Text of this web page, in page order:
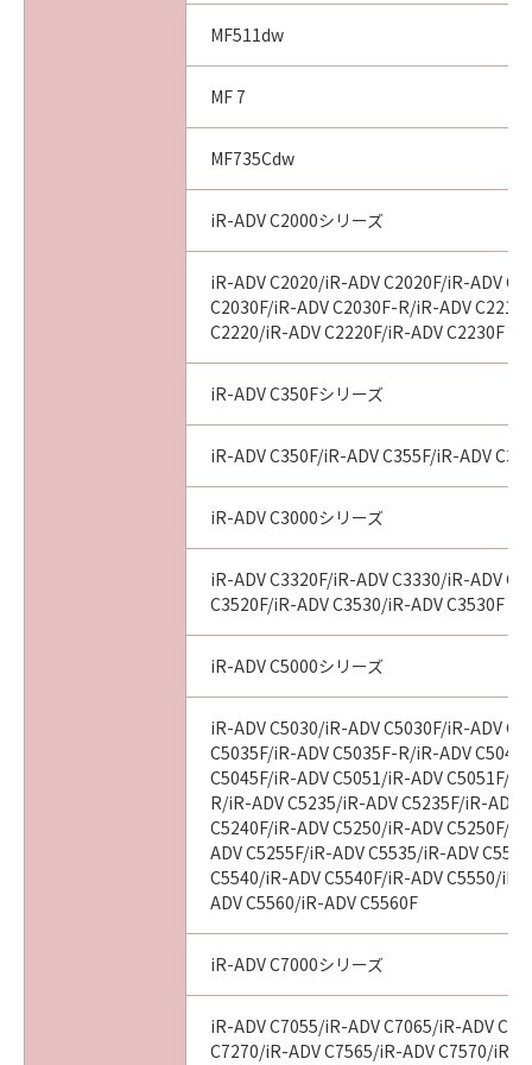
indicating your acceptance as stated below or
this Agreement by destroying the SOFTWARE
This Agreement shall also terminate if you fail
to comply with any terms hereof. Upon
termination of this Agreement, in addition to
Canon enforcing its respective legal rights,
you must then promptly destroy the
SOFTWARE including any and all copies
thereof. Notwithstanding the foregoing,
Sections 4, and 7 through 11 shall survive any
termination of this Agreement.
9. U.S. GOVERNMENT RESTRICTED RIGHTS
A "US Government End User" shall mean any
United States. If you are a US Government
End User, the following shall apply: The
SOFTWARE is a "commercial item," as that
term is defined at 48 C.F.R. 2.101 (October
1995), consisting of "commercial computer
software documentation," as such terms are
used in 48 C.F.R. 12.212 (September 1995).
Consistent with 48 C.F.R. 12.212 and 48 C.F.R.
227.7202-1 through 227.7202-4 (June 1995),
all U.S. Government End Users shall acquire
the SOFTWARE with only those rights set
forth herein. The manufacturer is Canon
Inc./30-2, Shimomaruko 3-chome, Ohta-ku,
Tokyo 146-8501, Japan.
10. SEVERABILITY
In the event that any section hereof is
MF511dw
MF 7
MF735Cdw
iR-ADV C2000シリーズ
iR-ADV C2020/iR-ADV C2020F/iR-ADV
C2030F/iR-ADV C2030F-R/iR-ADV
C2220/iR-ADV C2220F/iR-ADV C2230F
iR-ADV C350Fシリーズ
iR-ADV C350F/iR-ADV C355F/iR-ADV
iR-ADV C3000シリーズ
iR-ADV C3320F/iR-ADV C3330/iR-ADV
C3520F/iR-ADV C3530/iR-ADV C3530F
iR-ADV C5000シリーズ
iR-ADV C5030/iR-ADV C5030F/iR-ADV
C5035F/iR-ADV C5035F-R/iR-ADV
C5045F/iR-ADV C5051/iR-ADV C5051F/
R/iR-ADV C5235/iR-ADV C5235F/iR-ADV
C5240F/iR-ADV C5250/iR-ADV C5250F/
ADV C5255F/iR-ADV C5535/iR-ADV
C5540/iR-ADV C5540F/iR-ADV C5550/iR-
ADV C5560/iR-ADV C5560F
iR-ADV C7000シリーズ
iR-ADV C7055/iR-ADV C7065/iR-ADV
C7270/iR-ADV C7565/iR-ADV C7570/iR-